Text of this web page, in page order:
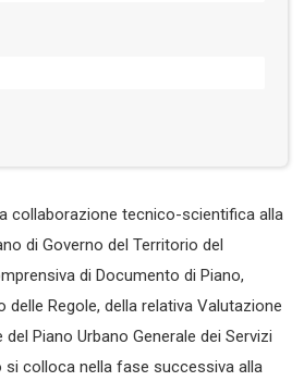
collaborazione tecnico-scientifica alla
di Governo del Territorio del
di Documento di Piano,
delle Regole, della relativa Valutazione
Piano Urbano Generale dei Servizi
colloca nella fase successiva alla